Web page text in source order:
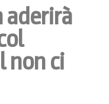
aderirà
non ci